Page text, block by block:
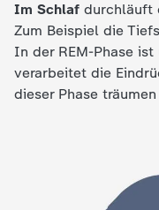
c
h
Im Schlaf durchläuft
Zum Beispiel die
In der REM-Phase
verarbeitet die
dieser Phase